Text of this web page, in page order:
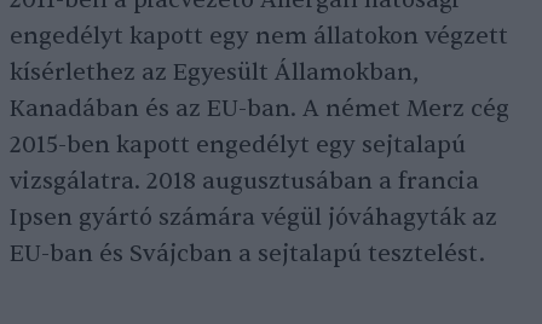
engedélyt kapott egy nem állatokon végzett
kísérlethez az Egyesült Államokban,
Kanadában és az EU-ban. A német Merz cég
2015-ben kapott engedélyt egy sejtalapú
vizsgálatra. 2018 augusztusában a francia
Ipsen gyártó számára végül jóváhagyták az
EU-ban és Svájcban a sejtalapú tesztelést.